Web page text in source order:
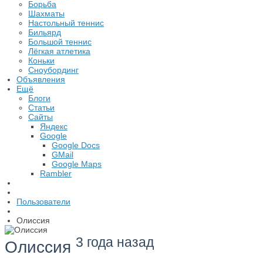
Борьба
Шахматы
Настольный теннис
Бильярд
Большой теннис
Лёгкая атлетика
Коньки
Сноубординг
Объявления
Ещё
Блоги
Статьи
Сайты
Яндекс
Google
Google Docs
GMail
Google Maps
Rambler
Пользователи
Олиссия
Олиссия 3 года назад